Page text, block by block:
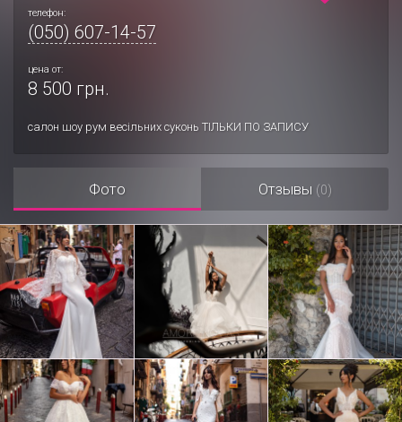
телефон:
(050) 607-14-57
цена от:
8 500 грн.
салон шоу рум весільних суконь ТІЛЬКИ ПО ЗАПИСУ
Фото Отзывы (0)